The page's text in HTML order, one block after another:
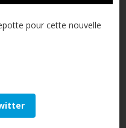
pour cette nouvelle